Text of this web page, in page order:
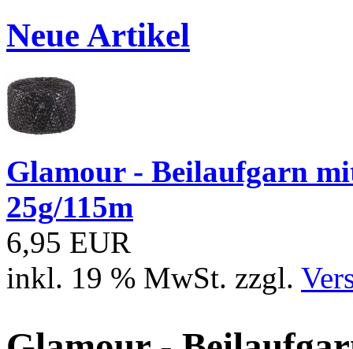
Neue Artikel
Glamour - Beilaufgarn
25g/115m
6,95 EUR
inkl. 19 % MwSt. zzgl.